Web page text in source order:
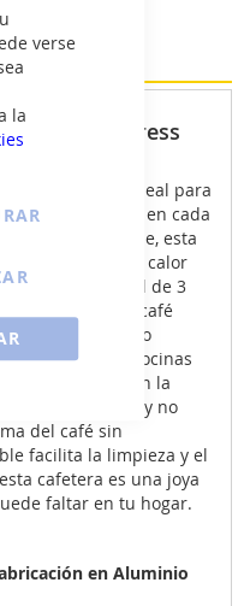
verse
la
Express
es la elección ideal para
calidad y sabor en cada
indeformable, esta
uniforme del calor
una capacidad de 3
de un delicioso café
del día. Su fondo
con cocinas
eficiencia en la
interior pulido y no
del café sin
facilita la limpieza y el
cafetera es una joya
faltar en tu hogar.
en Aluminio